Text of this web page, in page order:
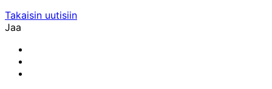
Takaisin uutisiin
Jaa